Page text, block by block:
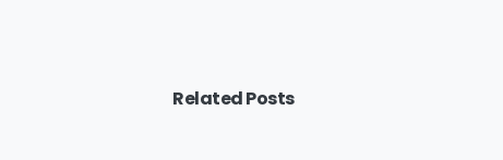
Related Posts